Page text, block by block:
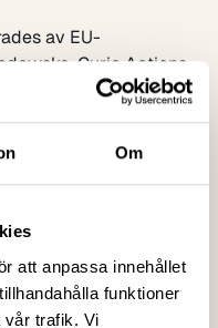
Om
att anpassa innehållet
funktioner
vår trafik. Vi
av EU-
Curie Actions,
Nationella
IKEM –
i Sverige,
Naturvetarna,
Sveriges